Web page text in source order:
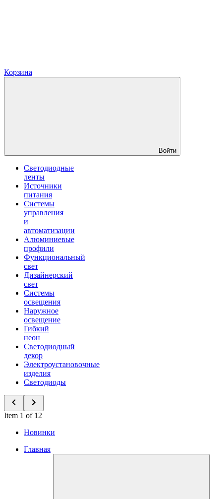
Корзина
Войти
Светодиодные
ленты
Источники
питания
Системы
управления
и
автоматизации
Алюминиевые
профили
Функциональный
свет
Дизайнерский
свет
Системы
освещения
Наружное
освещение
Гибкий
неон
Светодиодный
декор
Электроустановочные
изделия
Светодиоды
Item 1 of 12
Новинки
Главная